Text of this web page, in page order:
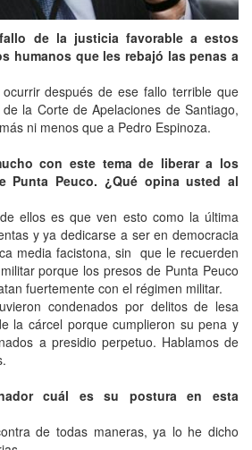
de la justicia favorable a estos
humanos que les rebajó las penas a
después de ese fallo terrible que
la Corte de Apelaciones de Santiago,
ni menos que a Pedro Espinoza.
con este tema de liberar a los
Punta Peuco. ¿Qué opina usted al
ellos es que ven esto como la última
y ya dedicarse a ser en democracia
media facistona, sin que le recuerden
porque los presos de Punta Peuco
fuertemente con el régimen militar.
condenados por delitos de lesa
la cárcel porque cumplieron su pena y
a presidio perpetuo. Hablamos de
cuál es su postura en esta
de todas maneras, ya lo he dicho